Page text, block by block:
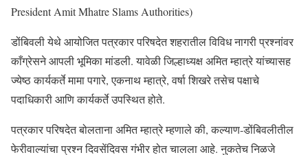
President Amit Mhatre Slams Authorities)
डोंबिवली येथे आयोजित पत्रकार परिषदेत शहरातील विविध नागरी प्रश्नांवर
काँग्रेसने आपली भूमिका मांडली. यावेळी जिल्हाध्यक्ष अमित म्हात्रे यांच्यासह
ज्येष्ठ कार्यकर्ते मामा पगारे, एकनाथ म्हात्रे, वर्षा शिखरे तसेच पक्षाचे
पदाधिकारी आणि कार्यकर्ते उपस्थित होते.
पत्रकार परिषदेत बोलताना अमित म्हात्रे म्हणाले की, कल्याण-डोंबिवलीतील
फेरीवाल्यांचा प्रश्न दिवसेंदिवस गंभीर होत चालला आहे. नुकतेच निळजे